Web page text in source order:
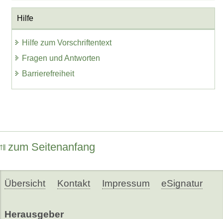
Hilfe
Hilfe zum Vorschriftentext
Fragen und Antworten
Barrierefreiheit
zum Seitenanfang
Übersicht Kontakt Impressum eSignatur
Herausgeber